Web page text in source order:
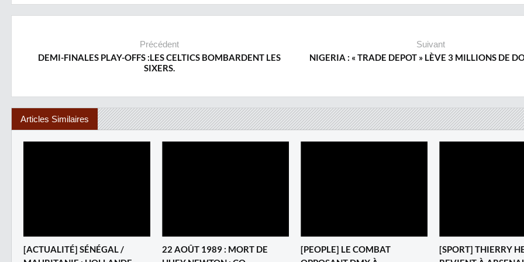
Précédent
DEMI-FINALES PLAY-OFFS :LES CELTICS BOMBARDENT LES
SIXERS.
Suivant
NIGERIA : « TRADE DEPOT » LÈVE 3 MILLIONS DE
Articles Similaires
[ACTUALITÉ] SÉNÉGAL /
22 AOÛT 1989 : MORT DE
[PEOPLE] LE COMBAT
‎[SPORT] THIERRY